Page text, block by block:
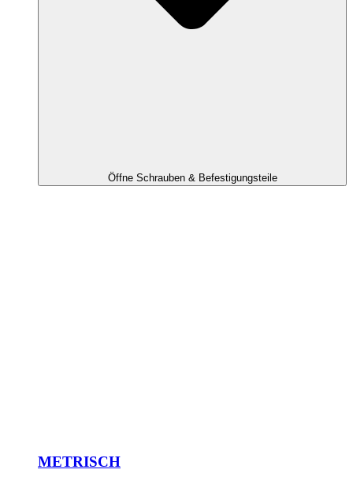
Öffne Schrauben & Befestigungsteile
METRISCH